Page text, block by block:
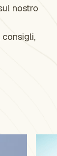
nostro